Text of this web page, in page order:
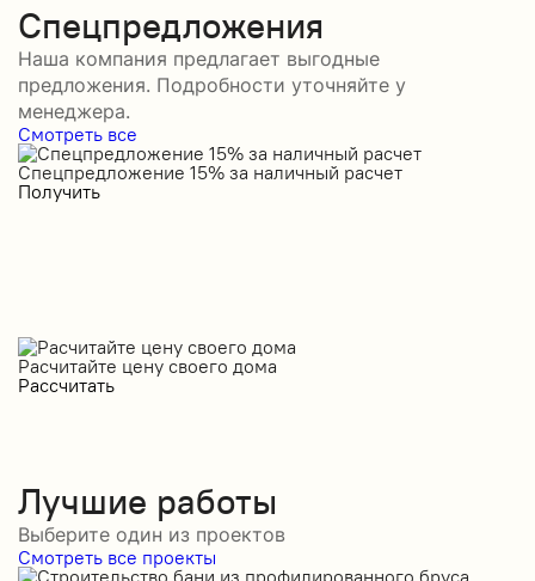
Спецпредложения
Наша компания предлагает выгодные
предложения. Подробности уточняйте у
менеджера.
Смотреть все
Спецпредложение 15% за наличный расчет
Получить
Расчитайте цену своего дома
Рассчитать
Лучшие работы
Выберите один из проектов
Смотреть все проекты